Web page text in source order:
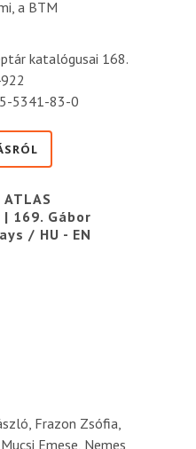
a BTM
katalógusai 168.
5341-83-0
169. Gábor
/ HU - EN
Frazon Zsófia,
Emese, Nemes